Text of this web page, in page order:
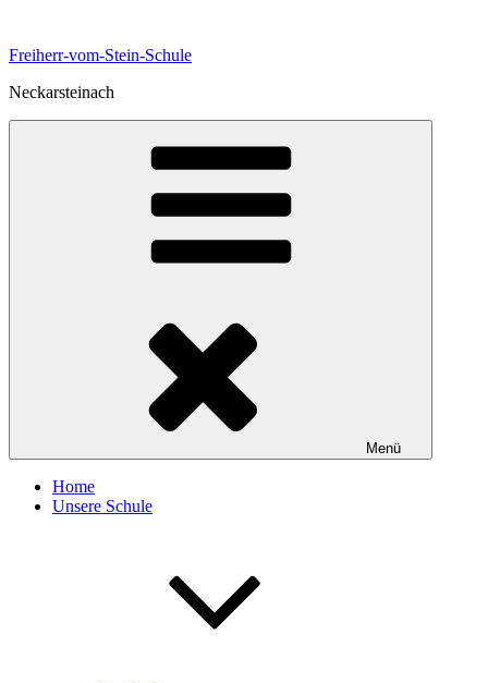
springen
Freiherr-vom-Stein-Schule
Neckarsteinach
Menü
Home
Unsere Schule